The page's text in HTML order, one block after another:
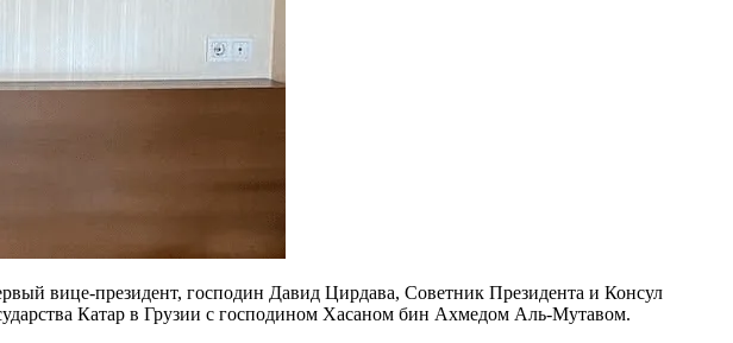
вице-президент, господин Давид Цирдава, Советник Президента и Консул
Катар в Грузии с господином Хасаном бин Ахмедом Аль-Мутавом.